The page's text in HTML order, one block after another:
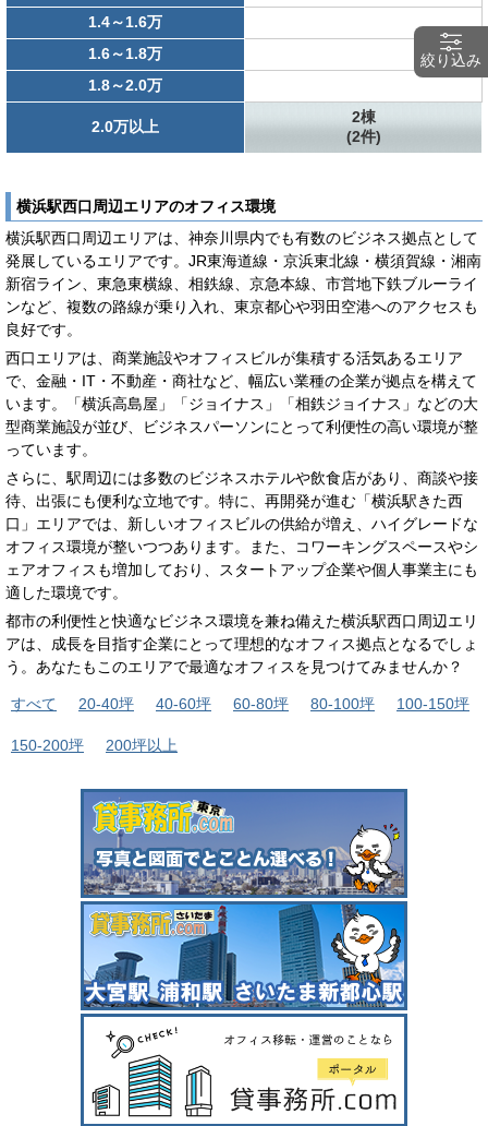
絞り込み
1.4～1.6万
1.6～1.8万
1.8～2.0万
2.0万以上
2棟
(2件)
横浜駅西口周辺エリアのオフィス環境
横浜駅西口周辺エリアは、神奈川県内でも有数のビジネス拠点として
発展しているエリアです。JR東海道線・京浜東北線・横須賀線・湘南
新宿ライン、東急東横線、相鉄線、京急本線、市営地下鉄ブルーライ
ンなど、複数の路線が乗り入れ、東京都心や羽田空港へのアクセスも
良好です。
西口エリアは、商業施設やオフィスビルが集積する活気あるエリア
で、金融・IT・不動産・商社など、幅広い業種の企業が拠点を構えて
います。「横浜高島屋」「ジョイナス」「相鉄ジョイナス」などの大
型商業施設が並び、ビジネスパーソンにとって利便性の高い環境が整
っています。
さらに、駅周辺には多数のビジネスホテルや飲食店があり、商談や接
待、出張にも便利な立地です。特に、再開発が進む「横浜駅きた西
口」エリアでは、新しいオフィスビルの供給が増え、ハイグレードな
オフィス環境が整いつつあります。また、コワーキングスペースやシ
ェアオフィスも増加しており、スタートアップ企業や個人事業主にも
適した環境です。
都市の利便性と快適なビジネス環境を兼ね備えた横浜駅西口周辺エリ
アは、成長を目指す企業にとって理想的なオフィス拠点となるでしょ
う。あなたもこのエリアで最適なオフィスを見つけてみませんか？
すべて 20-40坪 40-60坪 60-80坪 80-100坪 100-150坪
150-200坪 200坪以上